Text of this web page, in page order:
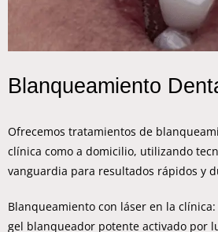
Blanqueamiento
Ofrecemos tratamientos de
clínica como a domicilio, utilizando
vanguardia para resultados rápidos y
Blanqueamiento con láser en la
gel blanqueador potente activado por